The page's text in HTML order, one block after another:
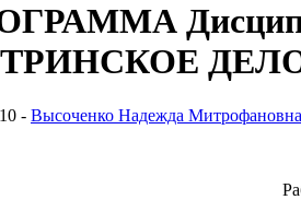
- Высоченко Надежда Митрофановна